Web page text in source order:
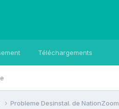
Téléchargements
Probleme Desinstal. de NationZoom